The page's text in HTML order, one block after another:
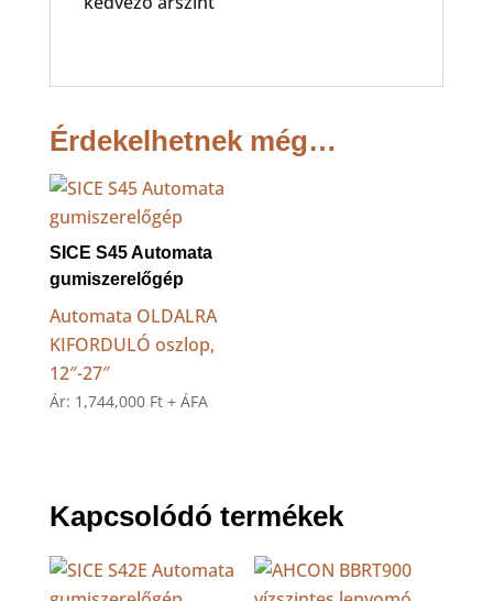
Érdekelhetnek még…
SICE S45 Automata
gumiszerelőgép
Automata OLDALRA
KIFORDULÓ oszlop,
12″-27″
Ár: 1,744,000 Ft + ÁFA
Kapcsolódó termékek